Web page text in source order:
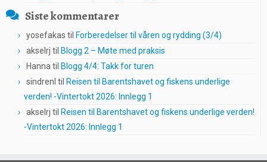
Siste kommentarer
yosefakas til Forberedelser til våren og rydding (3/4)
akselrj til Blogg 2 – Møte med praksis
Hanna til Blogg 4/4: Takk for turen
sindrenl til Reisen til Barentshavet og fiskens underlige
verden! -Vintertokt 2026: Innlegg 1
akselrj til Reisen til Barentshavet og fiskens underlige verden!
-Vintertokt 2026: Innlegg 1